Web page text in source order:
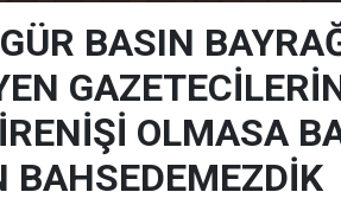
BASIN
OLMASA
BAHSEDEMEZDİK